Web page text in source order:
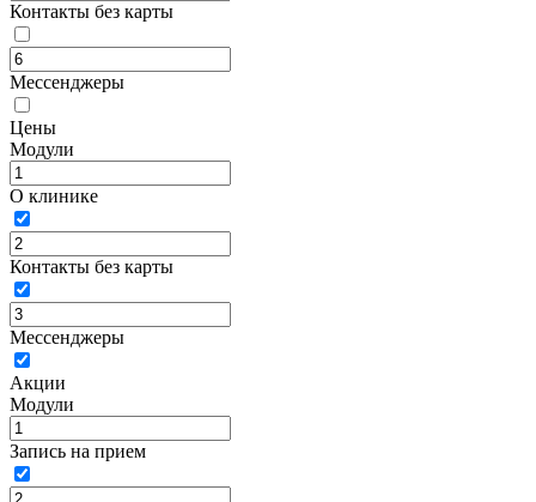
Контакты без карты
Мессенджеры
Цены
Модули
О клинике
Контакты без карты
Мессенджеры
Акции
Модули
Запись на прием